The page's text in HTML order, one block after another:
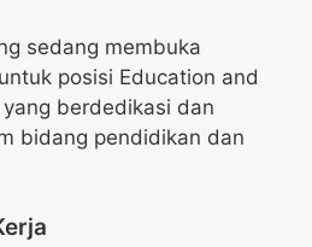
sedang membuka
posisi Education and
berdedikasi dan
bidang pendidikan dan